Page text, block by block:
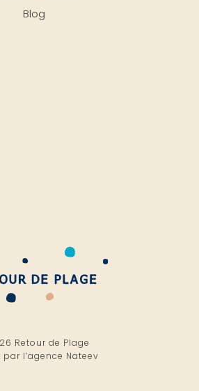
Blog
Retour de Plage
l’agence Nateev